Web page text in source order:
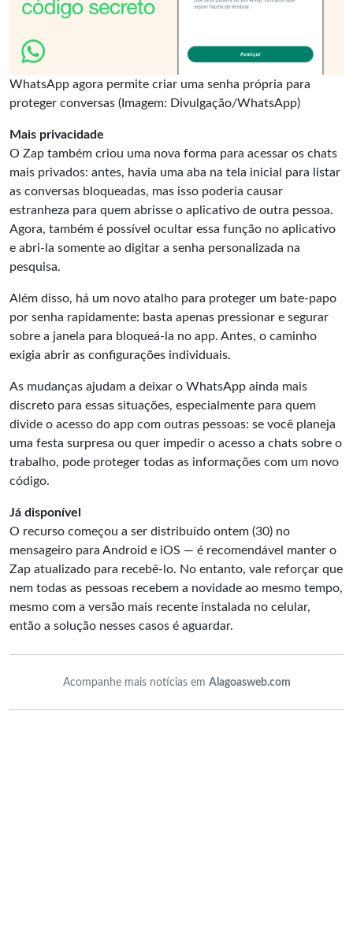
WhatsApp agora permite criar uma senha própria para
proteger conversas (Imagem: Divulgação/WhatsApp)
Mais privacidade
O Zap também criou uma nova forma para acessar os chats
mais privados: antes, havia uma aba na tela inicial para listar
as conversas bloqueadas, mas isso poderia causar
estranheza para quem abrisse o aplicativo de outra pessoa.
Agora, também é possível ocultar essa função no aplicativo
e abri-la somente ao digitar a senha personalizada na
pesquisa.
Além disso, há um novo atalho para proteger um bate-papo
por senha rapidamente: basta apenas pressionar e segurar
sobre a janela para bloqueá-la no app. Antes, o caminho
exigia abrir as configurações individuais.
As mudanças ajudam a deixar o WhatsApp ainda mais
discreto para essas situações, especialmente para quem
divide o acesso do app com outras pessoas: se você planeja
uma festa surpresa ou quer impedir o acesso a chats sobre o
trabalho, pode proteger todas as informações com um novo
código.
Já disponível
O recurso começou a ser distribuído ontem (30) no
mensageiro para Android e iOS — é recomendável manter o
Zap atualizado para recebê-lo. No entanto, vale reforçar que
nem todas as pessoas recebem a novidade ao mesmo tempo,
mesmo com a versão mais recente instalada no celular,
então a solução nesses casos é aguardar.
Acompanhe mais notícias em Alagoasweb.com